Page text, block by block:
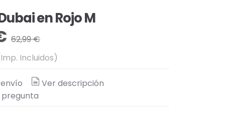
en Rojo M
62,99 €
Incluidos)
Ver descripción
pregunta